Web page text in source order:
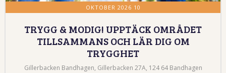
10 OKTOBER 2026
TRYGG & MODIG! UPPTÄCK OMRÅDET
TILLSAMMANS OCH LÄR DIG OM
TRYGGHET
Gillerbacken Bandhagen, Gillerbacken 27A, 124 64 Bandhagen